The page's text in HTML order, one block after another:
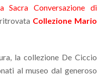
Sacra Conversazione di
Collezione Mario
la collezione De Ciccio
al museo dal generoso